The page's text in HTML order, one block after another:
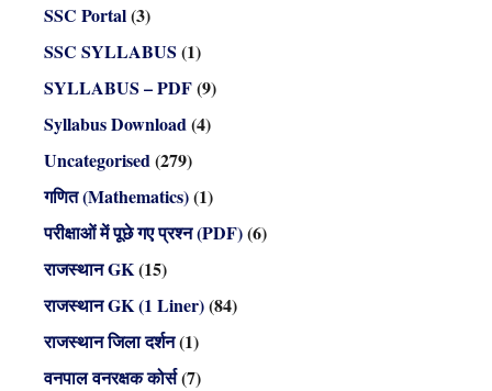
SSC Portal(3)
SSC SYLLABUS (1)
SYLLABUS – PDF(9)
Syllabus Download (4)
Uncategorised (279)
गणित (Mathematics)(1)
परीक्षाओं में पूछे गए प्रश्न (PDF)(6)
राजस्थान GK(15)
राजस्थान GK (1 Liner)(84)
राजस्थान जिला दर्शन(1)
वनपाल वनरक्षक कोर्स(7)